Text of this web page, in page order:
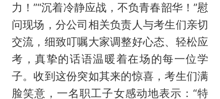
力！”“沉着冷静应战，不负青春韶华！”慰
问现场，分公司相关负责人与考生们亲切
交流，细致叮嘱大家调整好心态、轻松应
考，真挚的话语温暖着在场的每一位学
子。收到这份突如其来的惊喜，考生们满
脸笑意，一名职工子女感动地表示：“特